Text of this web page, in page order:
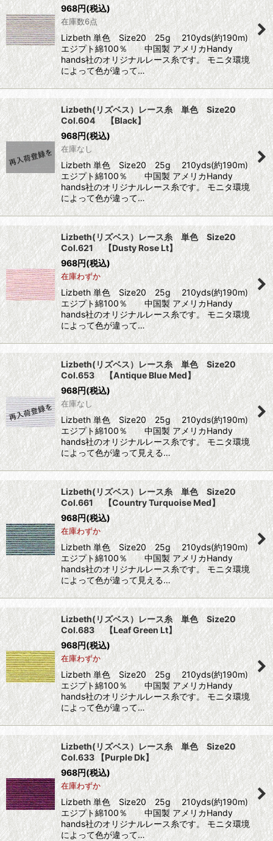
968円(税込)
在庫数6点
Lizbeth 単色 Size20 25g 210yds(約190m)
エジプト綿100％ 中国製 アメリカHandy
hands社のオリジナルレース糸です。 モニタ環境
によって色が違って…
Lizbeth(リズベス）レース糸 単色 Size20
Col.604 【Black】
968円(税込)
在庫なし
Lizbeth 単色 Size20 25g 210yds(約190m)
エジプト綿100％ 中国製 アメリカHandy
hands社のオリジナルレース糸です。 モニタ環境
によって色が違って…
Lizbeth(リズベス）レース糸 単色 Size20
Col.621 【Dusty Rose Lt】
968円(税込)
在庫わずか
Lizbeth 単色 Size20 25g 210yds(約190m)
エジプト綿100％ 中国製 アメリカHandy
hands社のオリジナルレース糸です。 モニタ環境
によって色が違って…
Lizbeth(リズベス）レース糸 単色 Size20
Col.653 【Antique Blue Med】
968円(税込)
在庫なし
Lizbeth 単色 Size20 25g 210yds(約190m)
エジプト綿100％ 中国製 アメリカHandy
hands社のオリジナルレース糸です。 モニタ環境
によって色が違って見える…
Lizbeth(リズベス）レース糸 単色 Size20
Col.661 【Country Turquoise Med】
968円(税込)
在庫わずか
Lizbeth 単色 Size20 25g 210yds(約190m)
エジプト綿100％ 中国製 アメリカHandy
hands社のオリジナルレース糸です。 モニタ環境
によって色が違って見える…
Lizbeth(リズベス）レース糸 単色 Size20
Col.683 【Leaf Green Lt】
968円(税込)
在庫わずか
Lizbeth 単色 Size20 25g 210yds(約190m)
エジプト綿100％ 中国製 アメリカHandy
hands社のオリジナルレース糸です。 モニタ環境
によって色が違って…
Lizbeth(リズベス）レース糸 単色 Size20
Col.633 【Purple Dk】
968円(税込)
在庫わずか
Lizbeth 単色 Size20 25g 210yds(約190m)
エジプト綿100％ 中国製 アメリカHandy
hands社のオリジナルレース糸です。 モニタ環境
によって色が違って…